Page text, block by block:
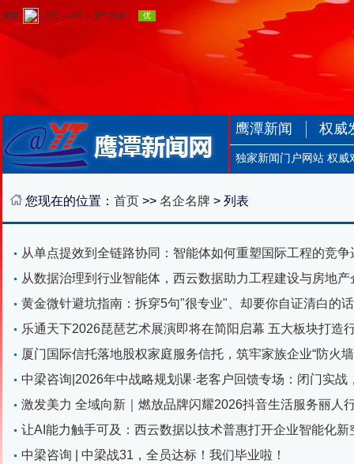
鹰潭新闻 权威
独家新闻门户网站 权威
您现在的位置： 首页 >> 名企名牌 > 列表
从单点提效到全链路协同：智能体如何重塑国际工程的竞争
从数据治理到行业智能体，西云数据助力工程建设与房地
黄金微针避坑指南：拆穿5句"很专业"、却要你自证清白的
乐通天下2026琵琶艺术展演即将在简阳启幕 五大板块打造
厦门国际信托落地股权家庭服务信托，筑牢家族企业“防火墙
中梁咨询|2026年中战略规划课·老客户回馈专场：闭门实
激发美力 全域向新｜燃放品牌闪耀2026抖音生活服务丽人行
让AI能力触手可及：西云数据以技术普惠打开企业智能化新
中梁咨询 | 中梁战31，全员达标！我们毕业啦！